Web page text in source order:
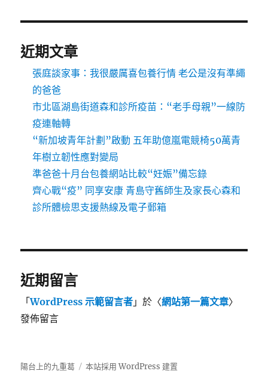
近期文章
張庭談家事：我很嚴厲喜包養行情 老公是沒有準繩
的爸爸
市北區湖島街道森和診所疫苗：“老手母親”一線防
疫連軸轉
“新加坡青年計劃”啟動 五年助億嵐電競椅50萬青
年樹立韌性應對變局
準爸爸十月台包養網站比較“妊娠”備忘錄
齊心戰“疫” 同享安康 青島守舊師生及家長心森和
診所體檢思支援熱線及電子郵箱
近期留言
「WordPress 示範留言者 」於〈網站第一篇文章〉
發佈留言
陽台上的九重葛 本站採用 WordPress 建置